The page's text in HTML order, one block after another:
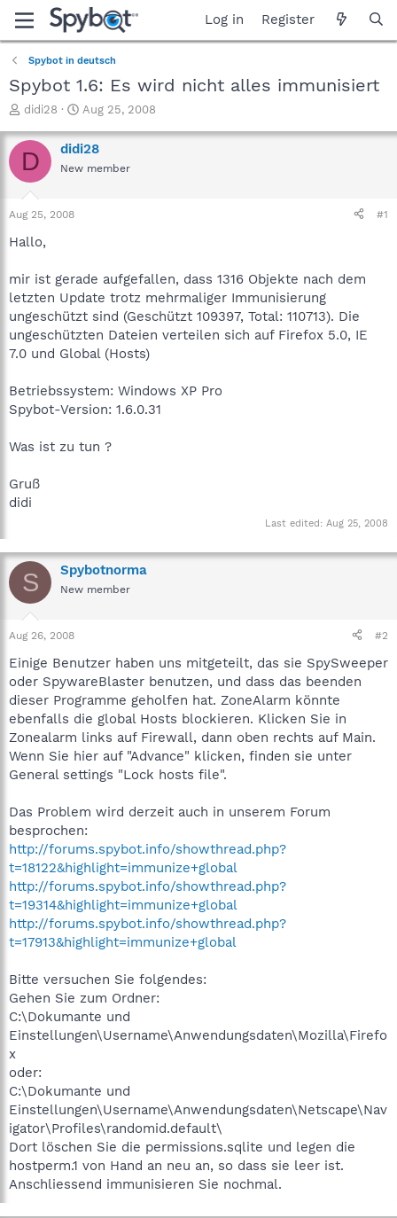
Log in Register
Spybot in deutsch
Spybot 1.6: Es wird nicht alles immunisiert
T
r
e
a
t
a
e
r
didi28
S
a
r
t
Aug 25, 2008
D didi28
New member
Aug 25, 2008 #1
Hallo,
mir ist gerade aufgefallen, dass 1316 Objekte nach dem
letzten Update trotz mehrmaliger Immunisierung
ungeschützt sind (Geschützt 109397, Total: 110713). Die
ungeschützten Dateien verteilen sich auf Firefox 5.0, IE
7.0 und Global (Hosts)
Betriebssystem: Windows XP Pro
Spybot-Version: 1.6.0.31
Was ist zu tun ?
Gruß
didi
Last edited: Aug 25, 2008
S Spybotnorma
New member
Aug 26, 2008 #2
Einige Benutzer haben uns mitgeteilt, das sie SpySweeper
oder SpywareBlaster benutzen, und dass das beenden
dieser Programme geholfen hat. ZoneAlarm könnte
ebenfalls die global Hosts blockieren. Klicken Sie in
Zonealarm links auf Firewall, dann oben rechts auf Main.
Wenn Sie hier auf "Advance" klicken, finden sie unter
General settings "Lock hosts file".
Das Problem wird derzeit auch in unserem Forum
besprochen:
http://forums.spybot.info/showthread.php?
t=18122&highlight=immunize+global
http://forums.spybot.info/showthread.php?
t=19314&highlight=immunize+global
http://forums.spybot.info/showthread.php?
t=17913&highlight=immunize+global
Bitte versuchen Sie folgendes:
Gehen Sie zum Ordner:
C:\Dokumante und
Einstellungen\Username\Anwendungsdaten\Mozilla\Firefo
x
oder:
C:\Dokumante und
Einstellungen\Username\Anwendungsdaten\Netscape\Nav
igator\Profiles\randomid.default\
Dort löschen Sie die permissions.sqlite und legen die
hostperm.1 von Hand an neu an, so dass sie leer ist.
Anschliessend immunisieren Sie nochmal.